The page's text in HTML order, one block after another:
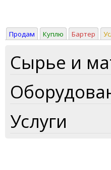
Продам Куплю Бартер
Сырье и
Услуги